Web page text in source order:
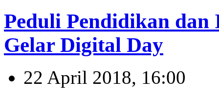
Peduli Pendidikan dan
Gelar Digital Day
22 April 2018, 16:00